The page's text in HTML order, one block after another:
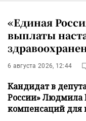
«Единая
выплаты
6 августа 2026, 12:44
Кандидат в
России» Людмила
компенсаций для